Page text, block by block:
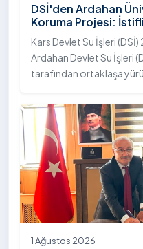
DSİ'den Ardahan
Koruma Projesi:
Çalışmaları
Kars Devlet Su İşleri
Ardahan Devlet Su İşleri
tarafından ortaklaşa
"İstifli Taş Tahkimatı"
1 Ağustos 2026